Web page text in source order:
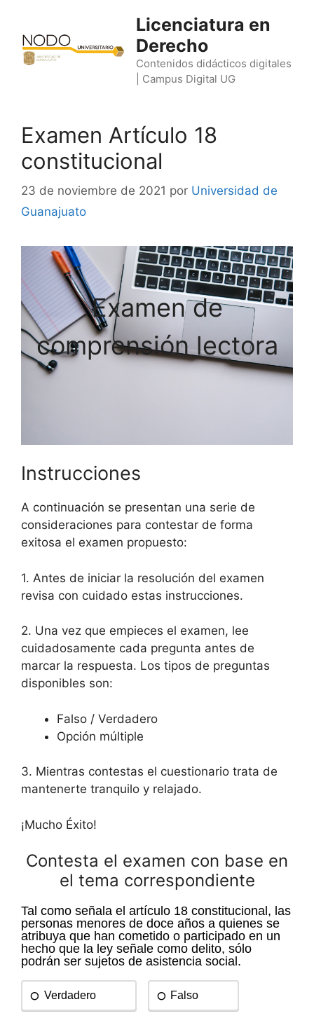
contenido
Licenciatura en
Derecho
Contenidos didácticos digitales
| Campus Digital UG
Examen Artículo 18
constitucional
23 de noviembre de 2021 por Universidad de
Guanajuato
Examen de
comprensión lectora
Instrucciones
A continuación se presentan una serie de
consideraciones para contestar de forma
exitosa el examen propuesto:
1. Antes de iniciar la resolución del examen
revisa con cuidado estas instrucciones.
2. Una vez que empieces el examen, lee
cuidadosamente cada pregunta antes de
marcar la respuesta. Los tipos de preguntas
disponibles son:
Falso / Verdadero
Opción múltiple
3. Mientras contestas el cuestionario trata de
mantenerte tranquilo y relajado.
¡Mucho Éxito!
Contesta el examen con base en
el tema correspondiente